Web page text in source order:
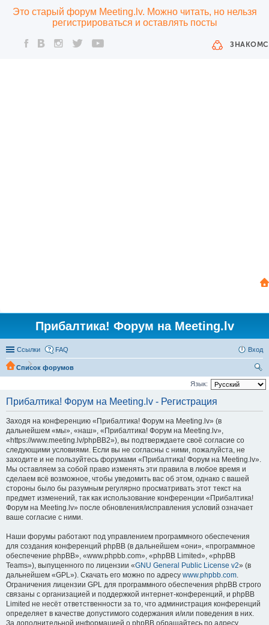
Это старый форум Meeting.lv. Можно читать, но нельзя
регистрироваться и оставлять посты
Прибалтика! Форум на Meeting.lv
Ссылки FAQ Вход
Список форумов
ои
Язык:
Прибалтика! Форум на Meeting.lv - Регистрация
Заходя на конференцию «Прибалтика! Форум на Meeting.lv» (в
дальнейшем «мы», «наш», «Прибалтика! Форум на Meeting.lv»,
«https://www.meeting.lv/phpBB2»), вы подтверждаете своё согласие со
следующими условиями. Если вы не согласны с ними, пожалуйста, не
заходите и не пользуйтесь форумами «Прибалтика! Форум на Meeting.lv».
Мы оставляем за собой право изменять эти правила в любое время и
сделаем всё возможное, чтобы уведомить вас об этом, однако с вашей
стороны было бы разумным регулярно просматривать этот текст на
предмет изменений, так как использование конференции «Прибалтика!
Форум на Meeting.lv» после обновления/исправления условий означает
ваше согласие с ними.
Наши форумы работают под управлением программного обеспечения
для создания конференций phpBB (в дальнейшем «они», «программное
обеспечение phpBB», «www.phpbb.com», «phpBB Limited», «phpBB
Teams»), выпущенного по лицензии «GNU General Public License v2» (в
дальнейшем «GPL»). Скачать его можно по адресу www.phpbb.com.
Ограничения лицензии GPL для программного обеспечения phpBB строго
связаны с организацией и поддержкой интернет-конференций, и phpBB
Limited не несёт ответственности за то, что администрация конференций
определяет в качестве допустимого содержания и/или поведения в них.